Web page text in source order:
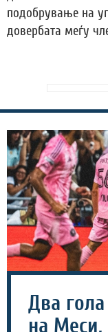
подобрување на
довербата меѓу
Два гола
на Меси,